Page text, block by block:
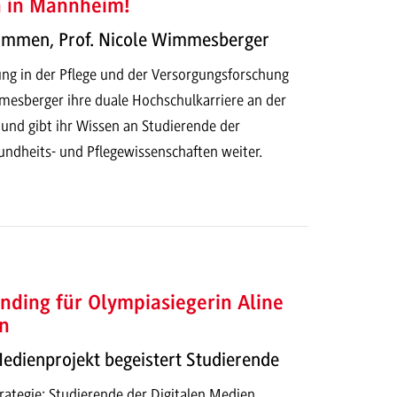
in Mannheim!
Prof. Nicole Wimmesberger
in der Pflege und der Versorgungsforschung
ihre duale Hochschulkarriere an der
gibt ihr Wissen an Studierende der
und Pflegewissenschaften weiter.
für Olympiasiegerin Aline
begeistert Studierende